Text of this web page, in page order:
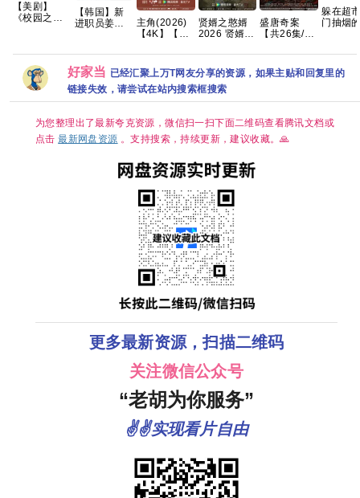
【美剧】
《校园之外
校园恋曲 / 校
外》【中英
字幕】【夸
克】
【韩国】新
进职员姜会
幻 又名:
Reborn
Rookie /
Suddenly
Intern 夸克
主角(2026)
【4K】【国
【夸克】
贤婿之憨婿
2026 贤婿2
情 潘毅鸿 朱
容君 范梦 徐
紫茵 已更最
新 夸克
盛唐奇案
【共26集/4K
探案】夸克
躲在超
门抽烟
好家当 已经汇聚上万T网友分享的资源，如果主贴和回复里的
链接失效，请尝试在站内搜索框搜索
为您整理出了最新夸克资源，微信扫一扫下面二维码查看腾讯文档或
点击最新网盘资源 。支持搜索，持续更新，建议收藏。🙏
更多最新资源，扫描二维码
关注微信公众号
“老胡为你服务”
✌✌实现看片自由